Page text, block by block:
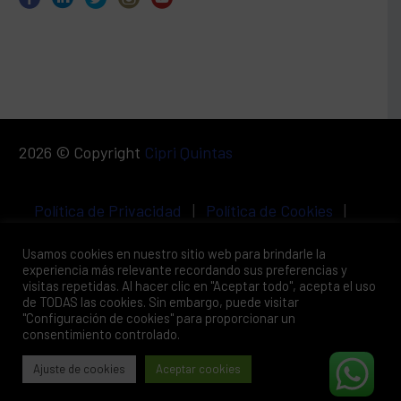
2026 © Copyright Cipri Quintas
Política de Privacidad | Política de Cookies |
Usamos cookies en nuestro sitio web para brindarle la
experiencia más relevante recordando sus preferencias y
visitas repetidas. Al hacer clic en "Aceptar todo", acepta el uso
de TODAS las cookies. Sin embargo, puede visitar
"Configuración de cookies" para proporcionar un
consentimiento controlado.
Ajuste de cookies Aceptar cookies